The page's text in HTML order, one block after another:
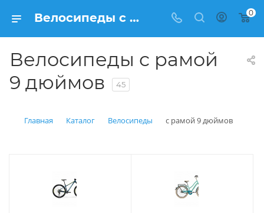
Велосипеды с рамой 9 дюймов купить в Балашихе: цена от рублей | Интернет магазин Вело150, цены 0
Велосипеды с рамой
9 дюймов
45
Главная Каталог Велосипеды с рамой 9 дюймов